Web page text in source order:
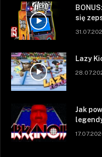
się
Lazy
Jak